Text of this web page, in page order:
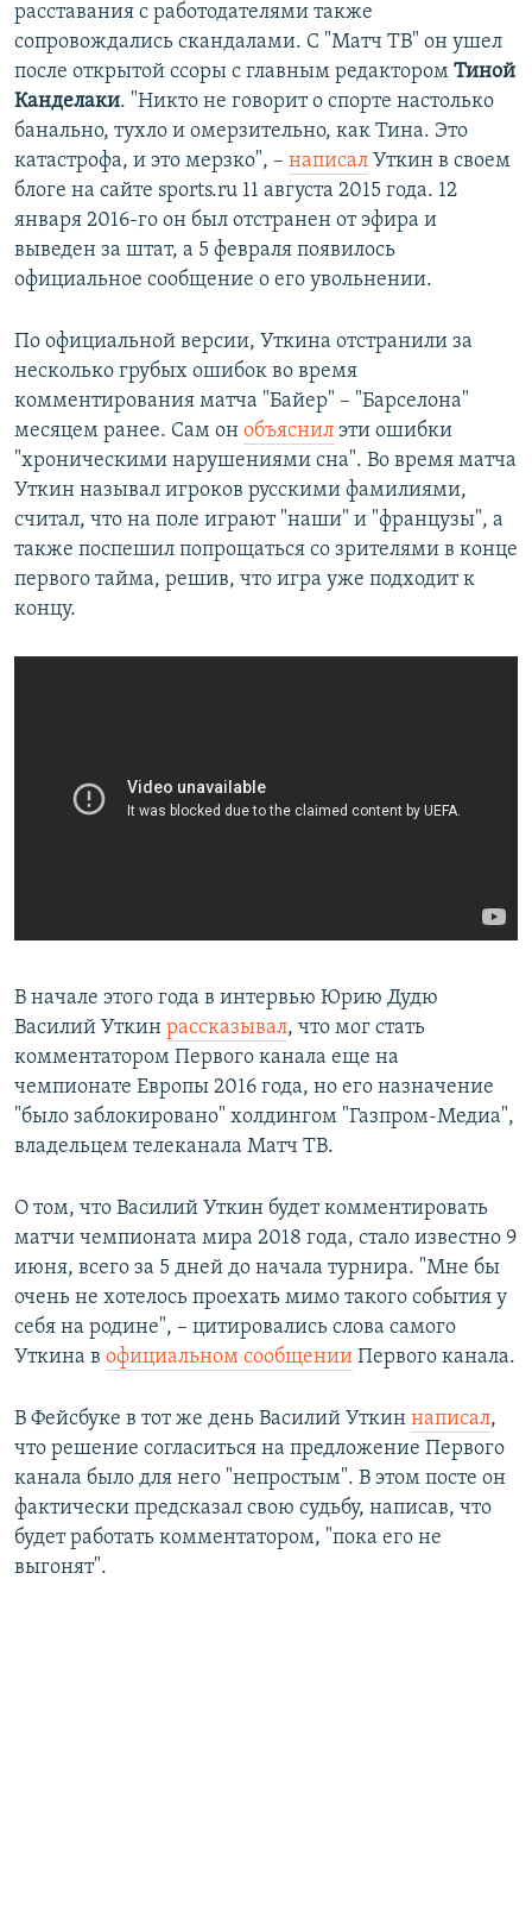
расставания с работодателями также
сопровождались скандалами. С "Матч ТВ" он ушел
после открытой ссоры с главным редактором Тиной
Канделаки. "Никто не говорит о спорте настолько
банально, тухло и омерзительно, как Тина. Это
катастрофа, и это мерзко", – написал Уткин в своем
блоге на сайте sports.ru 11 августа 2015 года. 12
января 2016-го он был отстранен от эфира и
выведен за штат, а 5 февраля появилось
официальное сообщение о его увольнении.
По официальной версии, Уткина отстранили за
несколько грубых ошибок во время
комментирования матча "Байер" – "Барселона"
месяцем ранее. Сам он объяснил эти ошибки
"хроническими нарушениями сна". Во время матча
Уткин называл игроков русскими фамилиями,
считал, что на поле играют "наши" и "французы", а
также поспешил попрощаться со зрителями в конце
первого тайма, решив, что игра уже подходит к
концу.
В начале этого года в интервью Юрию Дудю
Василий Уткин рассказывал, что мог стать
комментатором Первого канала еще на
чемпионате Европы 2016 года, но его назначение
"было заблокировано" холдингом "Газпром-Медиа",
владельцем телеканала Матч ТВ.
О том, что Василий Уткин будет комментировать
матчи чемпионата мира 2018 года, стало известно 9
июня, всего за 5 дней до начала турнира. "Мне бы
очень не хотелось проехать мимо такого события у
себя на родине", – цитировались слова самого
Уткина в официальном сообщении Первого канала.
В Фейсбуке в тот же день Василий Уткин написал,
что решение согласиться на предложение Первого
канала было для него "непростым". В этом посте он
фактически предсказал свою судьбу, написав, что
будет работать комментатором, "пока его не
выгонят".